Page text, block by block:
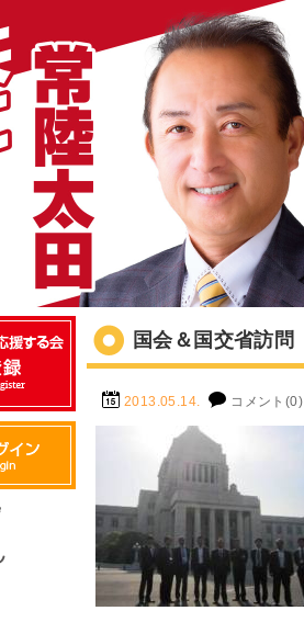
国会＆国交省訪問
2013.05.14. コメント(0)